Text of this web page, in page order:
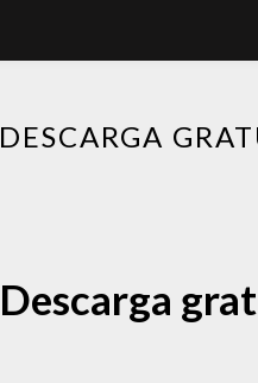
DESCARGA
Descarga